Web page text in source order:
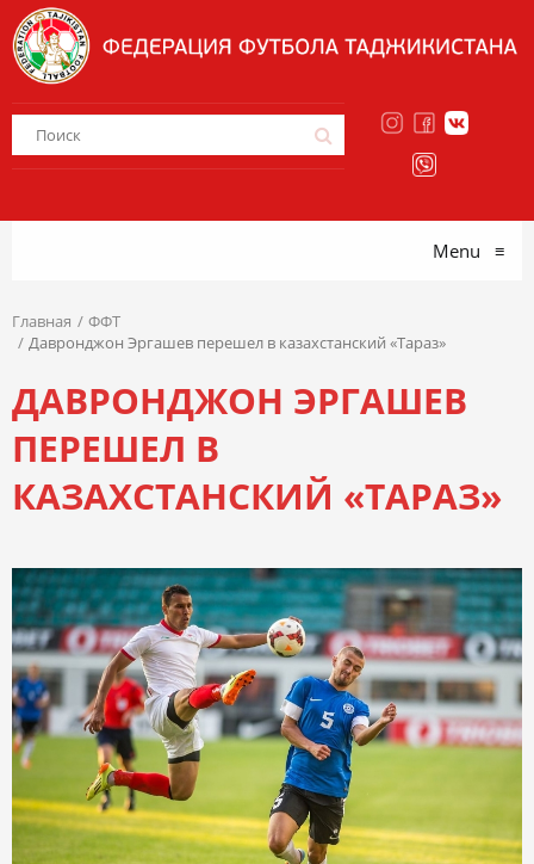
Menu ≡
Главная
ФФТ
Давронджон Эргашев перешел в казахстанский «Тараз»
ДАВРОНДЖОН ЭРГАШЕВ
ПЕРЕШЕЛ В
КАЗАХСТАНСКИЙ «ТАРАЗ»